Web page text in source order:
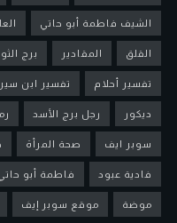
الشيف فاطمة أبو حاتي
القلق المقادير برج
تفسير أحلام تفسير ابن
ديكور رجل برج الأسد
سوبر ايف صحة المرأة
فادية عبود فاطمة أبو
موضة موقع سوبر إيف